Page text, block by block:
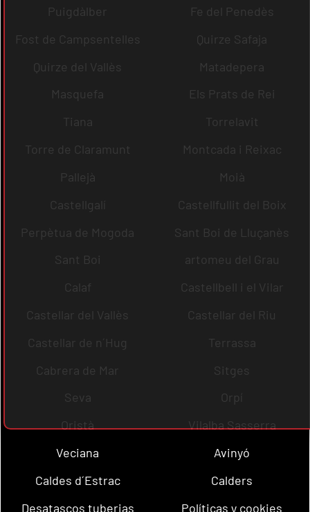
Puigdàlber
Fe del Penedès
Fost de Campsentelles
Quirze Safaja
Quirze del Vallès
Matadepera
Masquefa
Els Prats de Rei
Tiana
Torrelavit
Torre de Claramunt
Montcada i Reixac
Pallejà
Moià
Castellgalí
Castellfullit del Boix
Perpètua de Mogoda
Sant Boi de Lluçanès
Sant Boi
artomeu del Grau
Calaf
Castellbell i el Vilar
Castellar del Vallès
Castellar del Riu
Castellar de n´Hug
Terrassa
Cabrera de Mar
Sitges
Seva
Orpí
Oristà
Vilalba Sasserra
Veciana
Avinyó
Caldes d´Estrac
Calders
Desatascos tuberias
Políticas y cookies